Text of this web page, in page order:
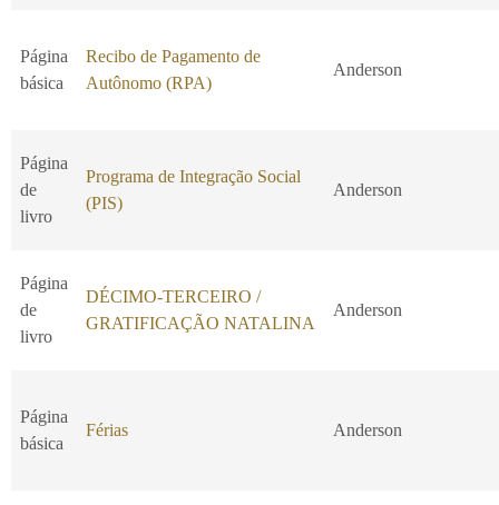
Página
básica
Recibo de Pagamento de
Autônomo (RPA)
Anderson
Página
de
livro
Programa de Integração Social
(PIS)
Anderson
Página
de
livro
DÉCIMO-TERCEIRO /
GRATIFICAÇÃO NATALINA
Anderson
Página
básica
Férias Anderson